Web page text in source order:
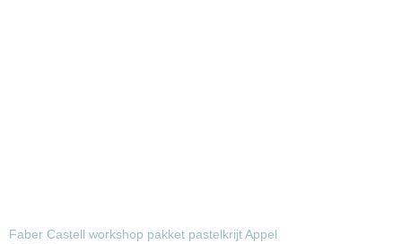
Faber Castell workshop pakket pastelkrijt Appel